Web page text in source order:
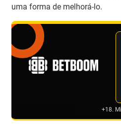
uma forma de melhorá-lo.
+18.